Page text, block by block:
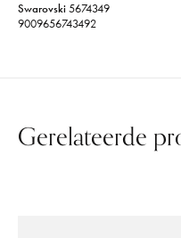
Swarovski5674349
9009656743492
Gerelateerde